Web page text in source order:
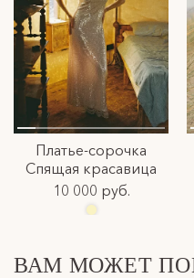
Платье-сорочка
Спящая красавица
10 000 руб.
ВАМ МОЖЕТ